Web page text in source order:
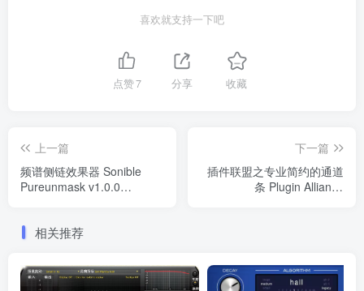
喜欢就支持一下吧
点赞7 分享 收藏
上一篇
频谱侧链效果器 Sonible
Pureunmask v1.0.0
下一篇
插件联盟之专业简约的通道
条 Plugin Alliance
相关推荐